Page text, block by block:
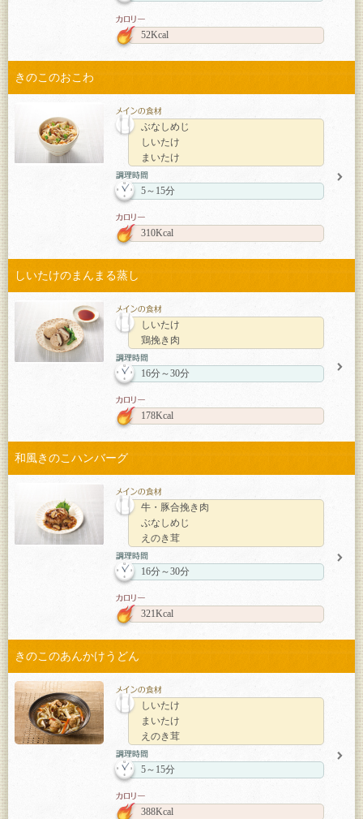
52Kcal
きのこのおこわ
ぶなしめじ
しいたけ
まいたけ
5～15分
310Kcal
しいたけのまんまる蒸し
しいたけ
鶏挽き肉
16分～30分
178Kcal
和風きのこハンバーグ
牛・豚合挽き肉
ぶなしめじ
えのき茸
16分～30分
321Kcal
きのこのあんかけうどん
しいたけ
まいたけ
えのき茸
5～15分
388Kcal